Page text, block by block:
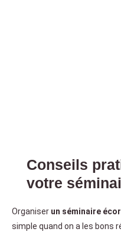
Conseils
votre
Organiser un séminaire
simple quand on a les bons